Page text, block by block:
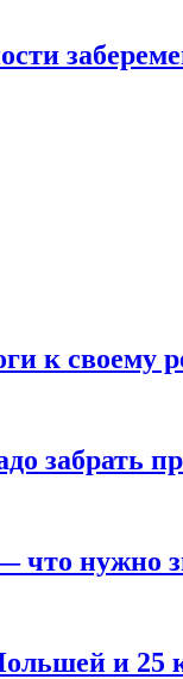
к своему
забрать
нужно
и